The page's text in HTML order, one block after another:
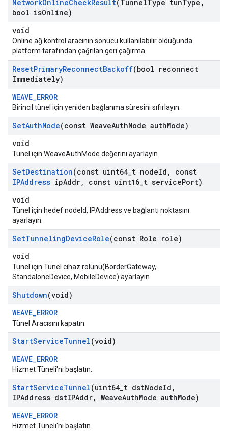
NetworkOnlineCheckResult(TunnelType tunType ,
bool isOnline)
void
Online ağ kontrol aracının sonucu kullanılabilir olduğunda
platform tarafından çağrılan geri çağırma.
ResetPrimaryReconnectBackoff(bool reconnect
Immediately)
WEAVE_ERROR
Birincil tünel için yeniden bağlanma süresini sıfırlayın.
SetAuthMode(const WeaveAuthMode authMode)
void
Tünel için WeaveAuthMode değerini ayarlayın.
SetDestination(const uint64 t nodeId ,
const
IPAddress ipAddr, const uint16 t servicePort)
void
Tünel için hedef nodeId, IPAddress ve bağlantı noktasını
ayarlayın.
SetTunnelingDeviceRole(const Role role)
void
Tünel için Tünel cihaz rolünü(BorderGateway,
StandaloneDevice, MobileDevice) ayarlayın.
Shutdown(void)
WEAVE_ERROR
Tünel Aracısını kapatın.
StartServiceTunnel(void)
WEAVE_ERROR
Hizmet Tüneli'ni başlatın.
StartServiceTunnel(uint64 t dstNodeId ,
IPAddress dstIPAddr, WeaveAuthMode authMode)
WEAVE_ERROR
Hizmet Tüneli'ni başlatın.